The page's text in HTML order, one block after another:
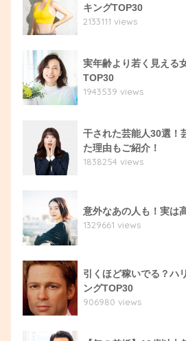
キングTOP30
2133111 views
実年齢より若く見える
TOP30
1943539 views
干された芸能人30選！
た理由もご紹介！
1838254 views
意外なあの人も！実は
1329661 views
引くほど稼いでる？ハ
ングTOP30
906980 views